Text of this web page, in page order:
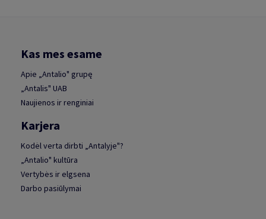
Kas mes esame
Apie „Antalio" grupę
„Antalis" UAB
Naujienos ir renginiai
Karjera
Kodėl verta dirbti „Antalyje"?
„Antalio" kultūra
Vertybės ir elgsena
Darbo pasiūlymai